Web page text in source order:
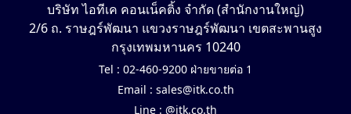
บริษัท ไอทีเค คอนเน็คติ้ง จำกัด (สำนักงานใหญ่)
2/6 ถ. ราษฎร์พัฒนา แขวงราษฎร์พัฒนา เขตสะพานสูง
กรุงเทพมหานคร 10240
Tel : 02-460-9200 ฝ่ายขายต่อ 1
Email : sales@itk.co.th
Line : @itk.co.th